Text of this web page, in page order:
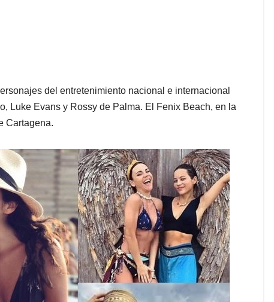
del entretenimiento nacional e internacional
Luke Evans y Rossy de Palma. El Fenix Beach, en la
Cartagena.